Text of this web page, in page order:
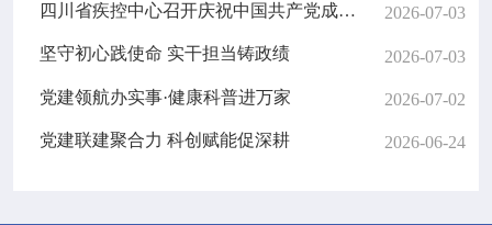
四川省疾控中心召开庆祝中国共产党成立 105周年暨“两优一先”表彰大会 2026-07-03
坚守初心践使命 实干担当铸政绩 2026-07-03
党建领航办实事·健康科普进万家 2026-07-02
党建联建聚合力 科创赋能促深耕 2026-06-24